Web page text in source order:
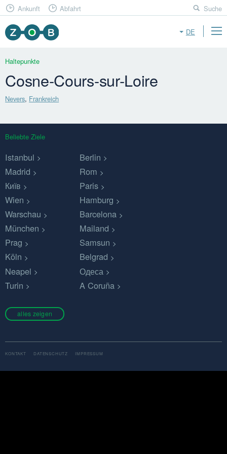
DE
Ankunft Abfahrt Suche
Haltepunkte
Cosne-Cours-sur-Loire
Nevers, Frankreich
Beliebte Ziele
Istanbul
Berlin
Madrid
Rom
Київ
Paris
Wien
Hamburg
Warschau
Barcelona
München
Mailand
Prag
Samsun
Köln
Belgrad
Neapel
Одеса
Turin
A Coruña
alles zeigen
KONTAKT DATENSCHUTZ IMPRESSUM